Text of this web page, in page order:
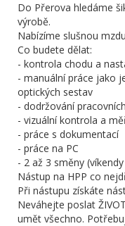
Do Přerova hledáme
výrobě.
Nabízíme slušnou
Co budete dělat:
- kontrola chodu a
- manuální práce jako
optických sestav
- dodržování
- vizuální kontrola a
- práce s dokumentací
- práce na PC
- 2 až 3 směny
Nástup na HPP co
Při nástupu získáte
Neváhejte poslat
umět všechno.